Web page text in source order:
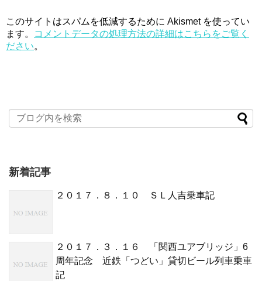
このサイトはスパムを低減するために Akismet を使ってい
ます。
コメントデータの処理方法の詳細はこちらをご覧く
ださい。
新着記事
２０１７．８．１０ ＳＬ人吉乗車記
２０１７．３．１６ 「関西ユアブリッジ」6
周年記念 近鉄「つどい」貸切ビール列車乗車
記